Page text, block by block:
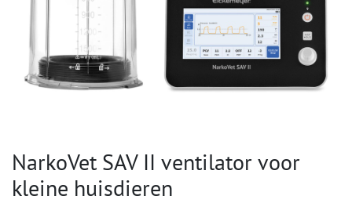
NarkoVet SAV II ventilator voor
kleine huisdieren